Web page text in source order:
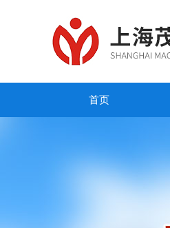
首页